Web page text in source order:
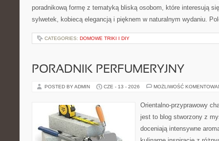
poradnikową formę z tematyką bliską osobom, które interesują
sylwetek, kobiecą elegancją i pięknem w naturalnym wydaniu.
CATEGORIES: DOMOWE TRIKI I DIY
PORADNIK PERFUMERYJNY
POSTED BY ADMIN CZE - 13 - 2026 MOŻLIWOŚĆ
Orientalno-przyprawowy
jest to blog stworzony z
doceniają intensywne